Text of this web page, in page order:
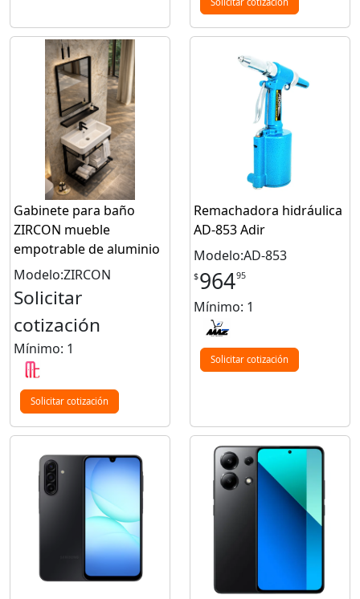
Gabinete para baño
ZIRCON mueble
empotrable de aluminio
Modelo:ZIRCON
Solicitar
cotización
Mínimo: 1
Solicitar cotización
Remachadora hidráulica
AD-853 Adir
Modelo:AD-853
$96495
Mínimo: 1
Solicitar cotización